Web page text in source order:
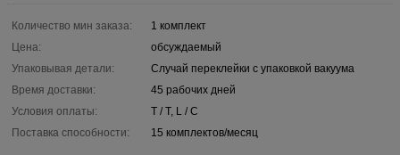
Количество мин заказа:
1 комплект
Цена:
обсуждаемый
Упаковывая детали:
Случай переклейки с упаковкой вакуума
Время доставки:
45 рабочих дней
Условия оплаты:
T / T, L / C
Поставка способности:
15 комплектов/месяц